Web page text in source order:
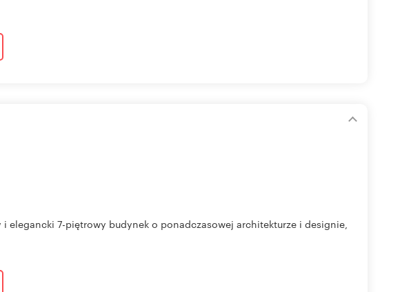
i elegancki 7-piętrowy budynek o ponadczasowej architekturze i designie,